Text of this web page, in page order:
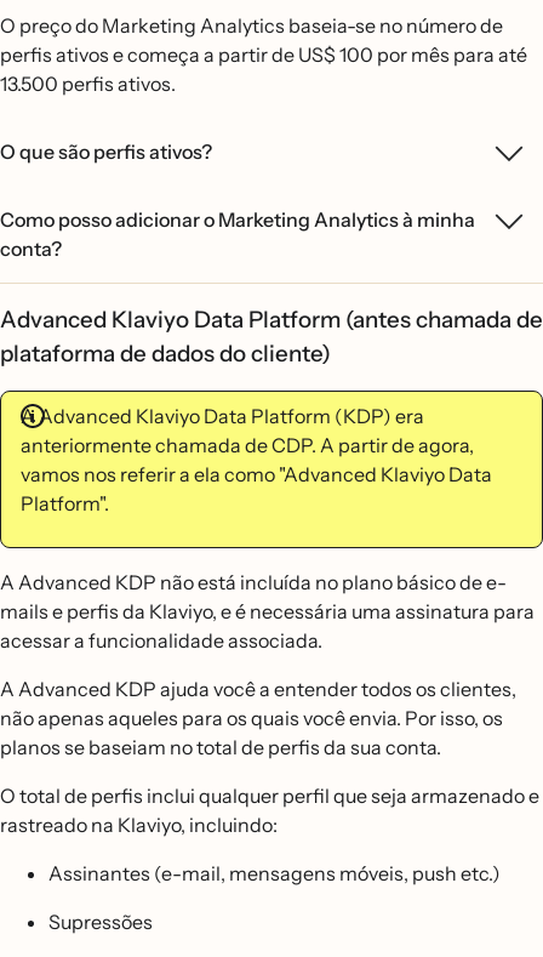
O preço do Marketing Analytics baseia-se no número de
perfis ativos e começa a partir de US$ 100 por mês para até
13.500 perfis ativos.
O que são perfis ativos?
Como posso adicionar o Marketing Analytics à minha
conta?
Advanced Klaviyo Data Platform (antes chamada de
plataforma de dados do cliente)
A Advanced Klaviyo Data Platform (KDP) era
anteriormente chamada de CDP. A partir de agora,
vamos nos referir a ela como "Advanced Klaviyo Data
Platform".
A Advanced KDP não está incluída no plano básico de e-
mails e perfis da Klaviyo, e é necessária uma assinatura para
acessar a funcionalidade associada.
A Advanced KDP ajuda você a entender todos os clientes,
não apenas aqueles para os quais você envia. Por isso, os
planos se baseiam no total de perfis da sua conta.
O total de perfis inclui qualquer perfil que seja armazenado e
rastreado na Klaviyo, incluindo:
Assinantes (e-mail, mensagens móveis, push etc.)
Supressões